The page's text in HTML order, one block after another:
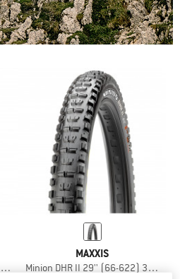
MaxTerra EXO TR
MAXXIS
Minion DHR II 29'' (66-622) 3C